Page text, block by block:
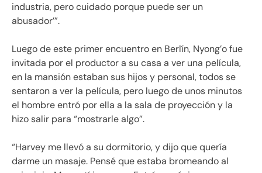
industria, pero cuidado porque puede ser un
abusador’”.
Luego de este primer encuentro en Berlín, Nyong’o fue
invitada por el productor a su casa a ver una película,
en la mansión estaban sus hijos y personal, todos se
sentaron a ver la película, pero luego de unos minutos
el hombre entró por ella a la sala de proyección y la
hizo salir para “mostrarle algo”.
“Harvey me llevó a su dormitorio, y dijo que quería
darme un masaje. Pensé que estaba bromeando al